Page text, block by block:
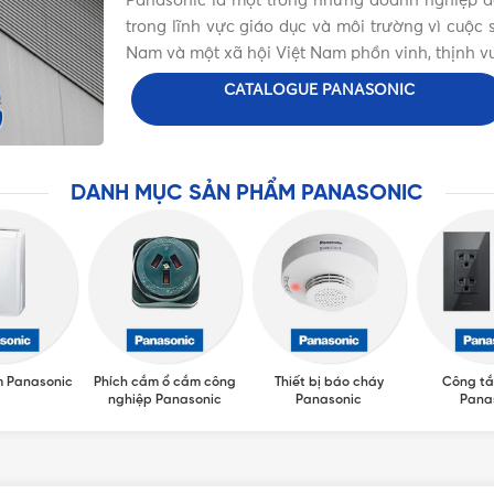
trong lĩnh vực giáo dục và môi trường vì cuộc
Nam và một xã hội Việt Nam phồn vinh, thịnh
CATALOGUE PANASONIC
DANH MỤC SẢN PHẨM PANASONIC
Panasonic
Phích cắm ổ cắm công
nghiệp Panasonic
Thiết bị báo cháy
Panasonic
Công